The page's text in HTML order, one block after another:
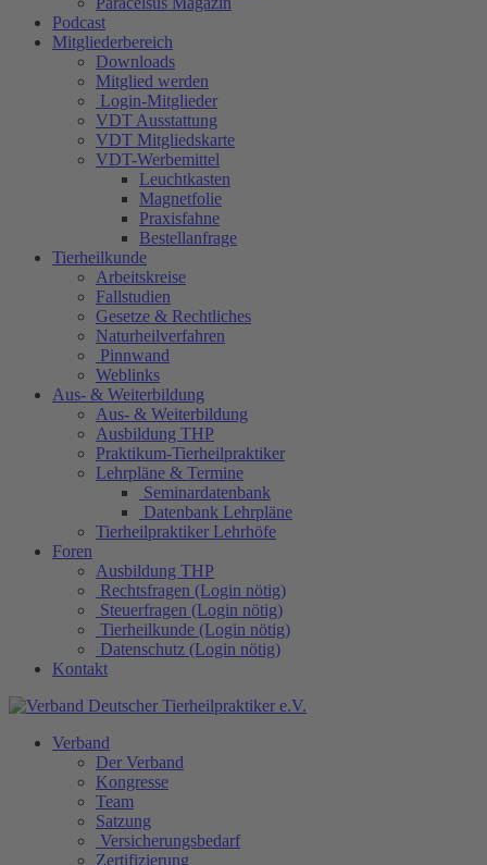
Podcast
Mitgliederbereich
Downloads
Mitglied werden
Login-Mitglieder
VDT Ausstattung
VDT Mitgliedskarte
VDT-Werbemittel
Leuchtkasten
Magnetfolie
Praxisfahne
Bestellanfrage
Tierheilkunde
Arbeitskreise
Fallstudien
Gesetze & Rechtliches
Naturheilverfahren
Pinnwand
Weblinks
Aus- & Weiterbildung
Aus- & Weiterbildung
Ausbildung THP
Praktikum-Tierheilpraktiker
Lehrpläne & Termine
Seminardatenbank
Datenbank Lehrpläne
Tierheilpraktiker Lehrhöfe
Foren
Ausbildung THP
Rechtsfragen (Login nötig)
Steuerfragen (Login nötig)
Tierheilkunde (Login nötig)
Datenschutz (Login nötig)
Kontakt
Verband
Der Verband
Kongresse
Team
Satzung
Versicherungsbedarf
Zertifizierung